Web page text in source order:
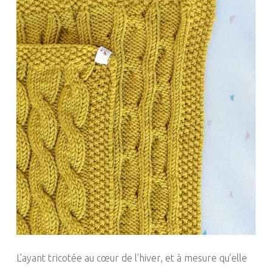
L’ayant tricotée au cœur de l’hiver, et à mesure qu’elle